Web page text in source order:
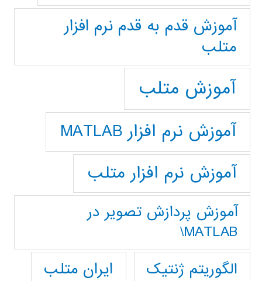
آموزش قدم به قدم نرم افزار
متلب
آموزش متلب
آموزش نرم افزار MATLAB
آموزش نرم افزار متلب
آموزش پردازش تصوير در
MATLAB\
الگوریتم ژنتیک
ایران متلب